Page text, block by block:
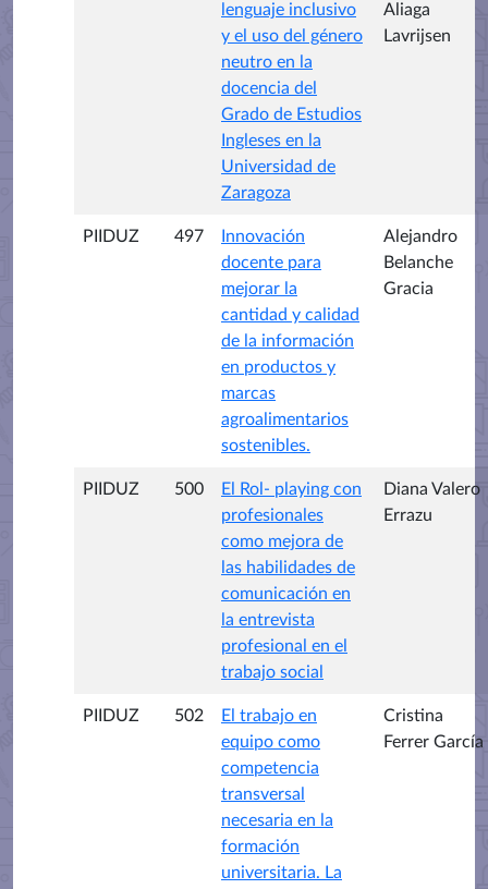
lenguaje inclusivo
y el uso del género
neutro en la
docencia del
Grado de Estudios
Ingleses en la
Universidad de
Zaragoza
Aliaga
Lavrijsen
PIIDUZ 497
Innovación
docente para
mejorar la
cantidad y calidad
de la información
en productos y
marcas
agroalimentarios
sostenibles.
Alejandro
Belanche
Gracia
PIIDUZ 500
El Rol- playing con
profesionales
como mejora de
las habilidades de
comunicación en
la entrevista
profesional en el
trabajo social
Diana Valero
Errazu
PIIDUZ 502
El trabajo en
equipo como
competencia
transversal
necesaria en la
formación
universitaria. La
Cristina
Ferrer García